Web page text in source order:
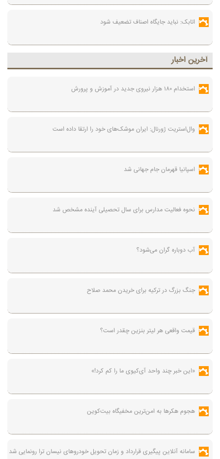
اتابک: نباید جایگاه اصناف تضعیف شود
آخرين اخبار
استخدام ۱۸۰ هزار نیروی جدید در آموزش‌ و پرورش
وال‌استریت ژورنال: ایران موشک‌های خود را ارتقا داده است
اسپانیا قهرمان جام جهانی شد
نحوه فعالیت مدارس برای سال تحصیلی آینده مشخص شد
آب دوباره گران می‌شود؟
جنگ بزرگ در ترکیه برای خریدن محمد صلاح
قیمت واقعی هر لیتر بنزین چقدر است؟
«این خبر چند واحد آی‌کیوی ما را کم کرد!»
هجوم هکرها به امن‌ترین مخفیگاه بیت‌کوین
سامانه آنلاین پیگیری قرارداد‌ و زمان تحویل خودرو‌های نیسان ترا رونمایی شد